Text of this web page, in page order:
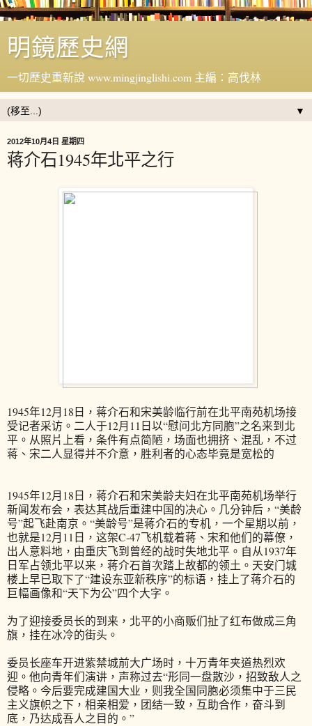
明鏡歷史網
一切歷史重新說 www.mingjinglishi.com 主編：高伐林
▼
2012年10月4日 星期四
蒋介石1945年北平之行
1945年12月18日，蒋介石和宋美龄临行前在北平南苑机场接
受记者采访。二人于12月11日以“慰问北方同胞”之名来到北
平。从照片上看，条件有点简陋，场面也拥挤、混乱，不过
蒋、宋二人显得并不介意，胜利者的心态毕竟是宽松的
1945年12月18日，蒋介石和宋美龄夫妇在北平南苑机场举行
新闻发布会，表达其战后重建中国的决心。几分钟后，“美龄
号”起飞赴南京。“美龄号”是蒋介石的专机，一个星期以前，
也就是12月11日，这架C-47飞机载着蒋、宋和他们的幕僚，
出人意料地，由重庆飞到曾经的战时失地北平。自从1937年
日军占领北平以来，蒋介石首次踏上故都的领土。天安门城
楼上早已取下了“建设东亚新秩序”的标语，挂上了蒋介石的
巨幅画像和“天下为公”四个大字。
为了迎接委员长的到来，北平的小商贩们扯了红布做成三角
旗，挂在冰冷的街头。
委员长座车开进紫禁城前大广场时，十万青年夹道热烈欢
迎。他向青年们演讲，声称过去“形同一盘散沙，招致敌人之
侵略。今后要完成建国大业，则我全国同胞必须集中于三民
主义旗帜之下，相亲相爱，团结一致，互助合作，奋斗到
底，乃达成吾人之目的。”